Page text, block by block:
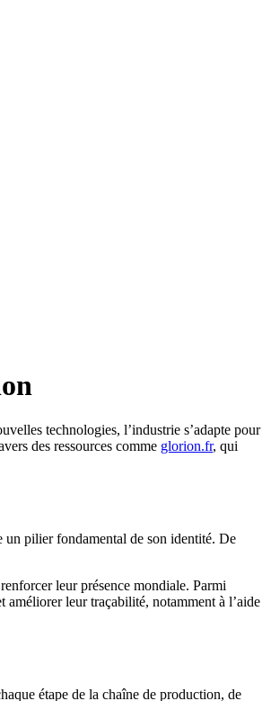
technologies, l’industrie s’adapte pour
des ressources comme glorion.fr, qui
un pilier fondamental de son identité. De
leur présence mondiale. Parmi
améliorer leur traçabilité, notamment à l’aide
étape de la chaîne de production, de